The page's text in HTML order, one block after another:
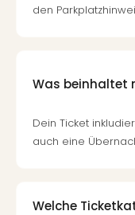
den
Was beinhaltet
Dein Ticket
auch eine
Welche